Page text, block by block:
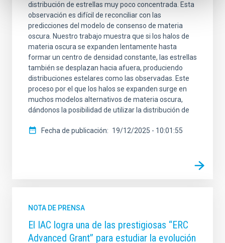
distribución de estrellas muy poco concentrada. Esta
observación es difícil de reconciliar con las
predicciones del modelo de consenso de materia
oscura. Nuestro trabajo muestra que si los halos de
materia oscura se expanden lentamente hasta
formar un centro de densidad constante, las estrellas
también se desplazan hacia afuera, produciendo
distribuciones estelares como las observadas. Este
proceso por el que los halos se expanden surge en
muchos modelos alternativos de materia oscura,
dándonos la posibilidad de utilizar la distribución de
Fecha de publicación 19/12/2025 - 10:01:55
NOTA DE PRENSA
El IAC logra una de las prestigiosas “ERC
Advanced Grant” para estudiar la evolución